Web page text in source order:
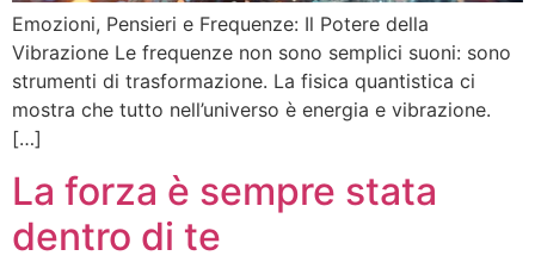
Emozioni, Pensieri e Frequenze: Il Potere della
Vibrazione Le frequenze non sono semplici suoni: sono
strumenti di trasformazione. La fisica quantistica ci
mostra che tutto nell’universo è energia e vibrazione.
[…]
La forza è sempre stata
dentro di te